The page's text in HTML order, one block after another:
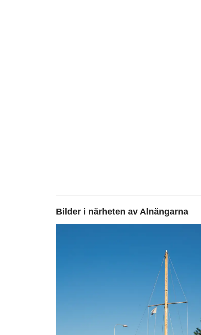
Bilder i närheten av Alnängarna